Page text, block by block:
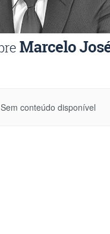
Sem conteúdo disponível